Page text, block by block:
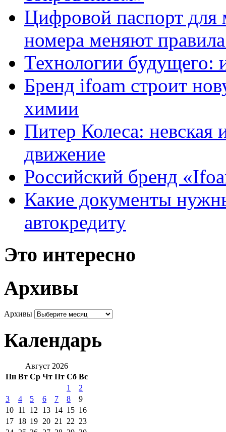
Цифровой паспорт для
номера меняют
Технологии будущего:
Бренд ifoam строит
химии
Питер Колеса: невская
движение
Российский бренд
Какие документы
автокредиту
Это интересно
Архивы
Архивы
Календарь
Август 2026
Пн Вт Ср Чт Пт Сб Вс
1
2
3
4 5 6 7 8
9
10 11 12 13 14 15 16
17 18 19 20 21 22 23